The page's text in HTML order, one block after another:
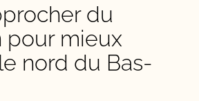
du
pour mieux
nord du Bas-